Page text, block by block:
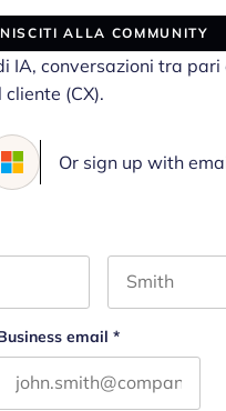
ALLA COMMUNITY
IA, conversazioni tra
(CX).
Or sign up with
email *